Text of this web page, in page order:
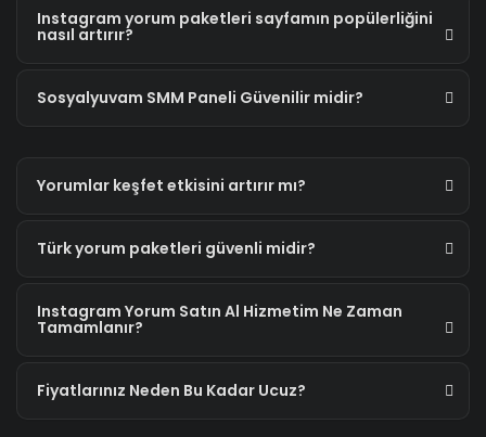
Instagram yorum paketleri sayfamın popülerliğini
nasıl artırır?
Sosyalyuvam SMM Paneli Güvenilir midir?
Yorumlar keşfet etkisini artırır mı?
Türk yorum paketleri güvenli midir?
Instagram Yorum Satın Al Hizmetim Ne Zaman
Tamamlanır?
Fiyatlarınız Neden Bu Kadar Ucuz?